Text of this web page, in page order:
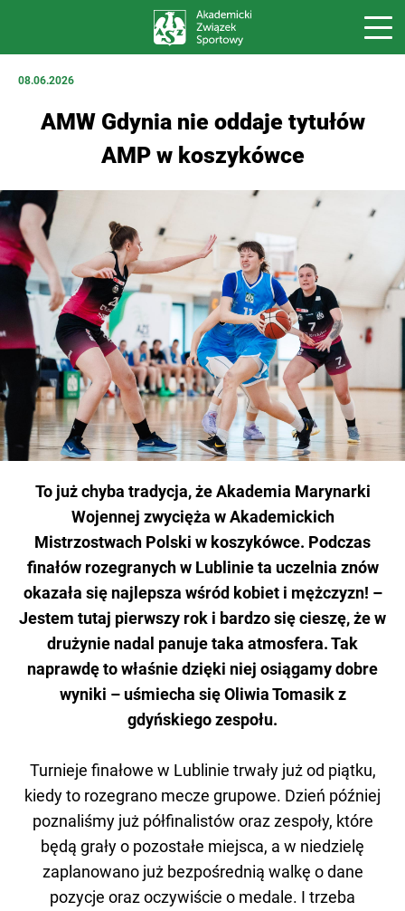
08.06.2026
AMW Gdynia nie oddaje tytułów
AMP w koszykówce
To już chyba tradycja, że Akademia Marynarki
Wojennej zwycięża w Akademickich
Mistrzostwach Polski w koszykówce. Podczas
finałów rozegranych w Lublinie ta uczelnia znów
okazała się najlepsza wśród kobiet i mężczyzn! –
Jestem tutaj pierwszy rok i bardzo się cieszę, że w
drużynie nadal panuje taka atmosfera. Tak
naprawdę to właśnie dzięki niej osiągamy dobre
wyniki – uśmiecha się Oliwia Tomasik z
gdyńskiego zespołu.
Turnieje finałowe w Lublinie trwały już od piątku,
kiedy to rozegrano mecze grupowe. Dzień później
poznaliśmy już półfinalistów oraz zespoły, które
będą grały o pozostałe miejsca, a w niedzielę
zaplanowano już bezpośrednią walkę o dane
pozycje oraz oczywiście o medale. I trzeba